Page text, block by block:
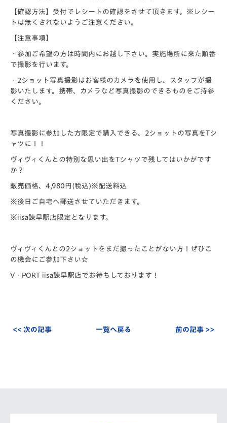
【確認方法】 受付でレシートの確認をさせて頂きます。※レシー
トは無くされないようご注意ください。
【注意事項】
・参加ご希望の方は時間内にお越し下さい。実施場所に来た順番
で撮影を行います。
・2ショット写真撮影はお客様のカメラを使用し、スタッフが撮
影いたします。携帯、カメラなど写真撮影のできるものをご持参
ください。
写真撮影に参加した方限定で購入できる、2ショットの写真をTシ
ャツに！！
ヴィヴィくんとの特別な思い出をTシャツで残してはいかがです
か？
販売価格、4,980円(税込)※配送料込
※後日ご自宅へ郵送させていただきます。
※iisa諫早駅店限定となります。
ヴィヴィくんとの2ショットをまだ撮ったことがない方！ぜひこ
の機会にご参加下さい☆
V・PORT iisa諫早駅店でお待ちしております！
<< 次の記事 一覧へ戻る 前の記事 >>